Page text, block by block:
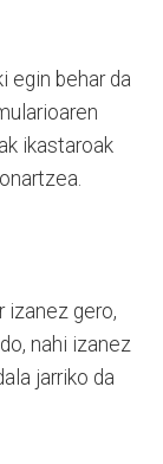
egin behar da
ikastaroak
izanez gero,
nahi izanez
jarriko da